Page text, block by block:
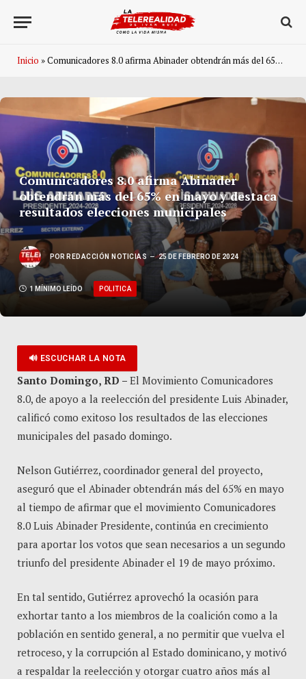
Inicio »Comunicadores 8.0 afirma Abinader obtendrán más del 65% en mayo y destaca resultados elecciones municipales
Comunicadores 8.0 afirma Abinader
obtendrán más del 65% en mayo y destaca
resultados elecciones municipales
POR REDACCIÓN NOTICIAS 25 DE FEBRERO DE 2024
1 MÍNIMO LEÍDO POLITICA
🔊 ESCUCHAR LA NOTA
Santo Domingo, RD – El Movimiento Comunicadores
8.0, de apoyo a la reelección del presidente Luis Abinader,
calificó como exitoso los resultados de las elecciones
municipales del pasado domingo.
Nelson Gutiérrez, coordinador general del proyecto,
aseguró que el Abinader obtendrán más del 65% en mayo
al tiempo de afirmar que el movimiento Comunicadores
8.0 Luis Abinader Presidente, continúa en crecimiento
para aportar los votos que sean necesarios a un segundo
triunfo del presidente Abinader el 19 de mayo próximo.
En tal sentido, Gutiérrez aprovechó la ocasión para
exhortar tanto a los miembros de la coalición como a la
población en sentido general, a no permitir que vuelva el
retroceso, y la corrupción al Estado dominicano, y motivó
a respaldar la reelección y otorgar cuatro años más al